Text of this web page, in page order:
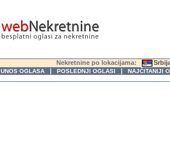
Nekretnine po lokacijama:
UNOS OGLASA | POSLEDNJI OGLASI | NAJČITANIJI